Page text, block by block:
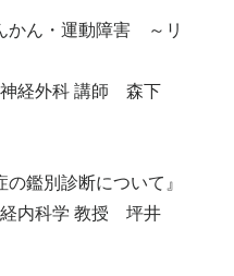
かん・運動障害 ～リ
神経外科 講師 森下
の鑑別診断について』
経内科学 教授 坪井